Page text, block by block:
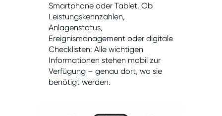
Smartphone oder Tablet. Ob
Leistungskennzahlen,
Anlagenstatus,
Ereignismanagement oder digitale
Checklisten: Alle wichtigen
Informationen stehen mobil zur
Verfügung – genau dort, wo sie
benötigt werden.